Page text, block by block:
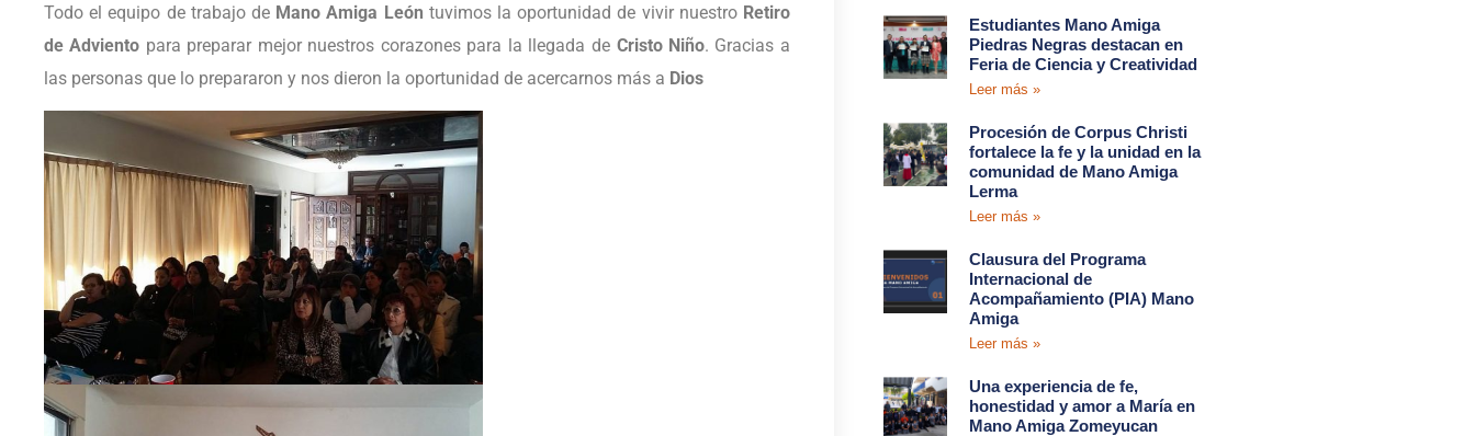
Todo el equipo de trabajo de Mano Amiga León tuvimos la oportunidad de vivir nuestro Retiro
de Adviento para preparar mejor nuestros corazones para la llegada de Cristo Niño. Gracias a
las personas que lo prepararon y nos dieron la oportunidad de acercarnos más a Dios
Estudiantes Mano Amiga
Piedras Negras destacan en
Feria de Ciencia y Creatividad
Leer más »
Procesión de Corpus Christi
fortalece la fe y la unidad en la
comunidad de Mano Amiga
Lerma
Leer más »
Clausura del Programa
Internacional de
Acompañamiento (PIA) Mano
Amiga
Leer más »
Una experiencia de fe,
honestidad y amor a María en
Mano Amiga Zomeyucan